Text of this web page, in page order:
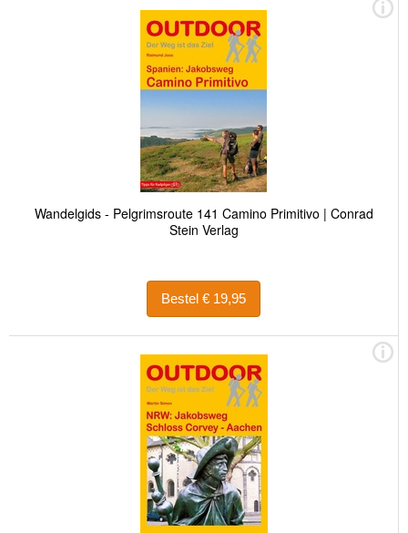
Wandelgids - Pelgrimsroute 141 Camino Primitivo | Conrad
Stein Verlag
Bestel € 19,95